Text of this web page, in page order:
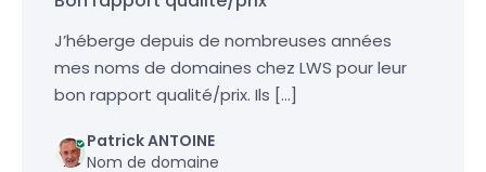
J’héberge depuis de nombreuses années
mes noms de domaines chez LWS pour leur
bon rapport qualité/prix. Ils […]
Patrick ANTOINE
Nom de domaine